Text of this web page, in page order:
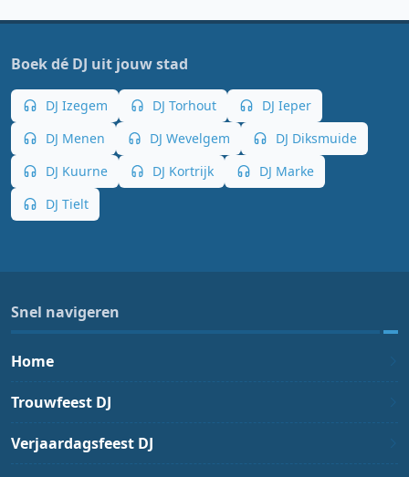
Boek dé DJ uit jouw stad
DJ Izegem DJ Torhout
DJ Ieper
DJ Menen
DJ Wevelgem
DJ Diksmuide
DJ Kuurne
DJ Kortrijk
DJ Marke
DJ Tielt
Snel navigeren
Home
Trouwfeest DJ
Verjaardagsfeest DJ